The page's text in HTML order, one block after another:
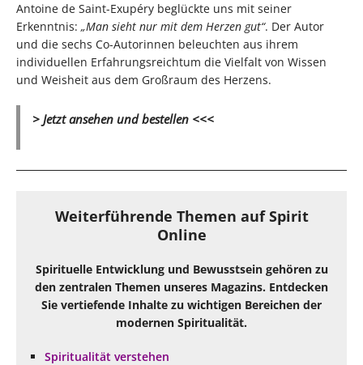
Antoine de Saint-Exupéry beglückte uns mit seiner
Erkenntnis: „Man sieht nur mit dem Herzen gut“. Der Autor
und die sechs Co-Autorinnen beleuchten aus ihrem
individuellen Erfahrungsreichtum die Vielfalt von Wissen
und Weisheit aus dem Großraum des Herzens.
> Jetzt ansehen und bestellen <<<
Weiterführende Themen auf Spirit
Online
Spirituelle Entwicklung und Bewusstsein gehören zu
den zentralen Themen unseres Magazins. Entdecken
Sie vertiefende Inhalte zu wichtigen Bereichen der
modernen Spiritualität.
Spiritualität verstehen